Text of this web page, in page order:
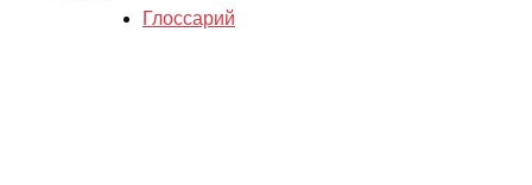
Глоссарий